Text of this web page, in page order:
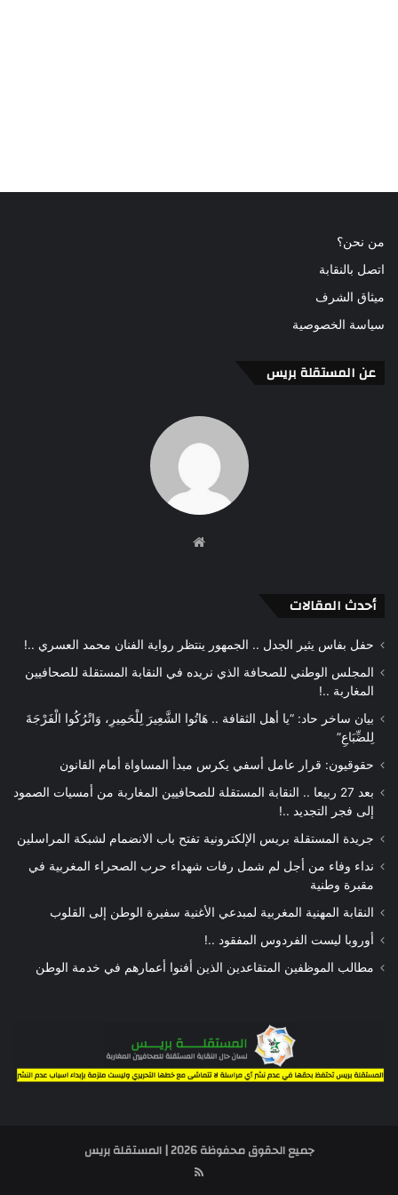
من نحن؟
اتصل بالنقابة
ميثاق الشرف
سياسة الخصوصية
عن المستقلة بريس
أحدث المقالات
حفل بفاس يثير الجدل .. الجمهور ينتظر رواية الفنان محمد العسري ..!
المجلس الوطني للصحافة الذي نريده في النقابة المستقلة للصحافيين
المغاربة ..!
بيان ساخر حاد: “يا أهل الثقافة .. هَاتُوا الشَّعِيرَ لِلْحَمِيرِ، وَاتْرُكُوا الْفَرْجَةَ
لِلضِّبَاعِ”
حقوقيون: قرار عامل أسفي يكرس مبدأ المساواة أمام القانون
بعد 27 ربيعا .. النقابة المستقلة للصحافيين المغاربة من أمسيات الصمود
إلى فجر التجديد ..!
جريدة المستقلة بريس الإلكترونية تفتح باب الانضمام لشبكة المراسلين
نداء وفاء من أجل لم شمل رفات شهداء حرب الصحراء المغربية في
مقبرة وطنية
النقابة المهنية المغربية لمبدعي الأغنية سفيرة الوطن إلى القلوب
أوروبا ليست الفردوس المفقود ..!
مطالب الموظفين المتقاعدين الذين أفنوا أعمارهم في خدمة الوطن
جميع الحقوق محفوظة 2026 | المستقلة بريس
RSS